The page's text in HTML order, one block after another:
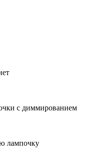
с диммированием
лампочку